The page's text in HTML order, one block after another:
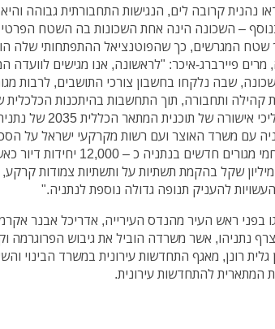
נהנית קרובה לים, הנגישות התחבורתית גבוהה
– השכונה הינה אחת השכונות בה השטח הפרטי
פיירברג-איכר: "לראשונה, אנו מגישים לוועדה
שבה נלקחו בחשבון צורכי התושבים, לרבות
קהילה ותחבורה, תוך התחשבות בהיתכנות הכלכלית
מבלי להמתין להליכי
עם משרד האוצר ועם רשות מקרקעי ישראל על
ישווקו בכמה מתחמי מגורים חדשים בנתניה
תשקיע כ – 800 מיליון שקל בהקמת תשתיות על ותשתיות צמודות
להעניק תנופה גדולה נוספת לנתניה."
בפני ראש העיר מהנדס העירייה, אדריכל אבנר
צרף נתניהו, אשר משרדה הוביל את גיבוש הפרוגרמה
גלית רונן, מאגף התחדשות עירונית במשרד הבינוי
המתארית להתחדשות עירונית.